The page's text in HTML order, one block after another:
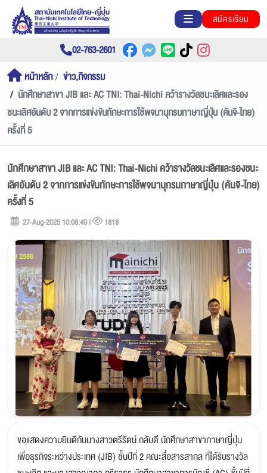
สมัครเรียน
02-763-2601
หน้าหลัก
ข่าว,กิจกรรม
นักศึกษาสาขา JIB และ AC TNI: Thai-Nichi คว้ารางวัลชนะเลิศและรอง
ชนะเลิศอันดับ 2 จากการแข่งขันทักษะการใช้พจนานุกรมภาษาญี่ปุ่น (คันจิ-ไทย)
ครั้งที่ 5
นักศึกษาสาขา JIB และ AC TNI: Thai-Nichi คว้ารางวัลชนะเลิศและรองชนะ
เลิศอันดับ 2 จากการแข่งขันทักษะการใช้พจนานุกรมภาษาญี่ปุ่น (คันจิ-ไทย)
ครั้งที่ 5
27-Aug-2025 10:08:49 | 1818
ขอแสดงความยินดีกับนางสาวตรีรัตน์ กลับดี นักศึกษาสาขาภาษาญี่ปุ่น
เพื่อธุรกิจระหว่างประเทศ (JIB) ชั้นปีที่ 2 คณะสื่อสารสากล ที่ได้รับรางวัล